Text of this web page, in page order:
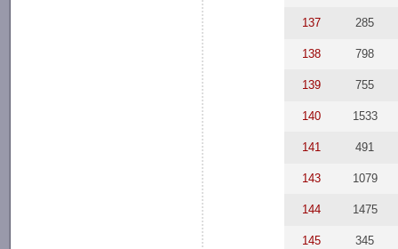
137 285
138 798
139 755
140 1533
141 491
143 1079
144 1475
145 345